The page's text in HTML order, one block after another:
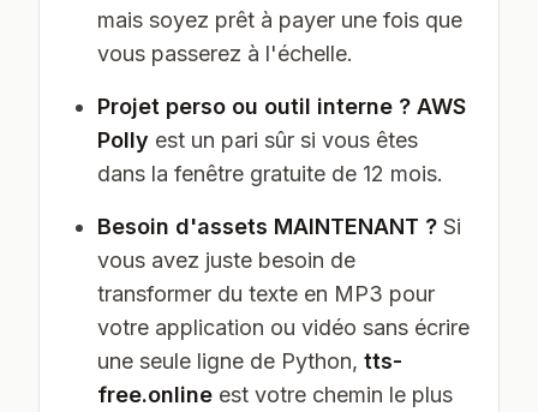
mais soyez prêt à payer une fois que
vous passerez à l'échelle.
Projet perso ou outil interne ? AWS
Polly est un pari sûr si vous êtes
dans la fenêtre gratuite de 12 mois.
Besoin d'assets MAINTENANT ? Si
vous avez juste besoin de
transformer du texte en MP3 pour
votre application ou vidéo sans écrire
une seule ligne de Python, tts-
free.online est votre chemin le plus